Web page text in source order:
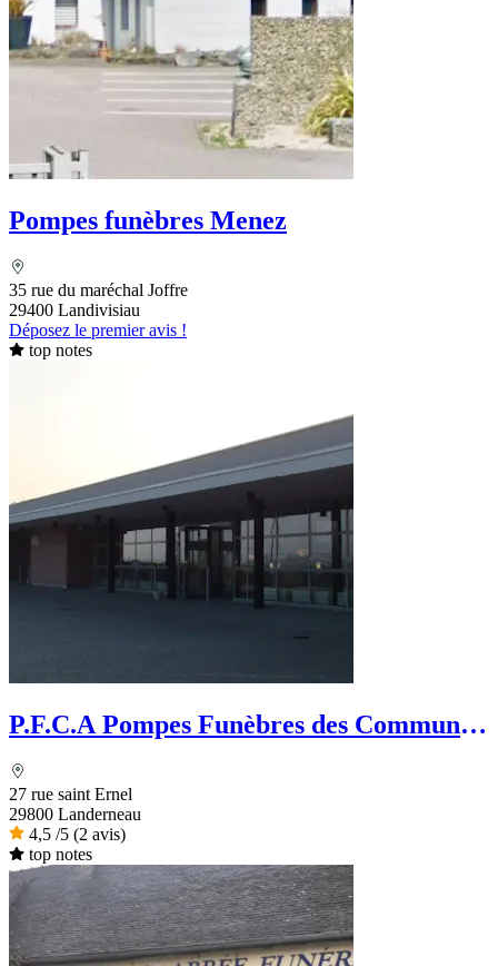
Pompes funèbres Menez
35 rue du maréchal Joffre
29400 Landivisiau
Déposez le premier avis !
top notes
P.F.C.A Pompes Funèbres des Communes
27 rue saint Ernel
29800 Landerneau
4,5 /5 (2 avis)
top notes